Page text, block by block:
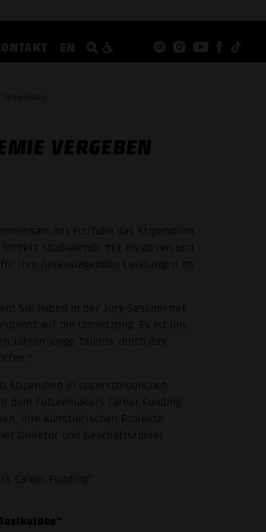
EN
VERGEBEN
mit YouTube das Stipendium
fördert Studierende mit kreativen und
ihre herausragenden Leistungen im
Sie haben in der Jury Session mit
auf die Umsetzung. Es ist uns
Jahren junge Talente durch das
Stipendien in unterschiedlichen
Futuremakers Career Funding
ihre künstlerischen Projekte
Direktor und Geschäftsführer
Career Funding“